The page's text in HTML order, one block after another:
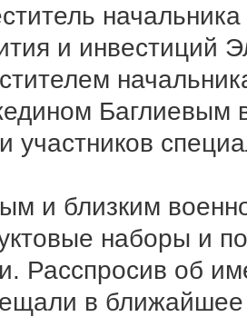
начальника
и инвестиций
Баглиевым
участников
и близким
наборы и
Расспросив об
в